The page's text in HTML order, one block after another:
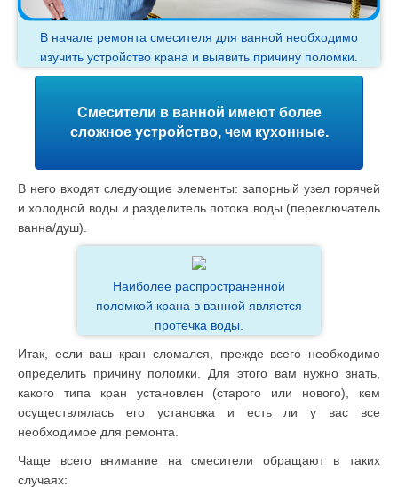
В начале ремонта смесителя для ванной необходимо
изучить устройство крана и выявить причину поломки.
Смесители в ванной имеют более
сложное устройство, чем кухонные.
В него входят следующие элементы: запорный узел горячей
и холодной воды и разделитель потока воды (переключатель
ванна/душ).
Наиболее распространенной
поломкой крана в ванной является
протечка воды.
Итак, если ваш кран сломался, прежде всего необходимо
определить причину поломки. Для этого вам нужно знать,
какого типа кран установлен (старого или нового), кем
осуществлялась его установка и есть ли у вас все
необходимое для ремонта.
Чаще всего внимание на смесители обращают в таких
случаях: